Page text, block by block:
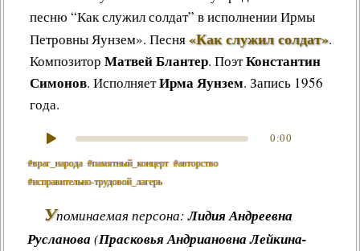
песню “Как служил солдат” в исполненииИрмы
Петровны Яунзем». Песня«Как служил солдат».
Композитор Матвей Блантер. ПоэтКонстантин
Симонов. ИсполняетИрма Яунзем. Запись 1956
года.
0:00
#враг_народа #памятный_концерт #авторство
#исправительно‑трудовой_лагерь
Упоминаемая персона:Лидия Андреевна
Русланова (Прасковья Андриановна Лейкина-